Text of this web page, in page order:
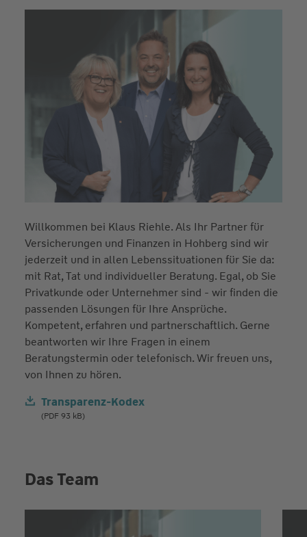
Willkommen bei Klaus Riehle. Als Ihr Partner für
Versicherungen und Finanzen in Hohberg sind wir
jederzeit und in allen Lebenssituationen für Sie da:
mit Rat, Tat und individueller Beratung. Egal, ob Sie
Privatkunde oder Unternehmer sind - wir finden die
passenden Lösungen für Ihre Ansprüche.
Kompetent, erfahren und partnerschaftlich. Gerne
beantworten wir Ihre Fragen in einem
Beratungstermin oder telefonisch. Wir freuen uns,
von Ihnen zu hören.
Transparenz-Kodex
(PDF 93 kB)
Das Team